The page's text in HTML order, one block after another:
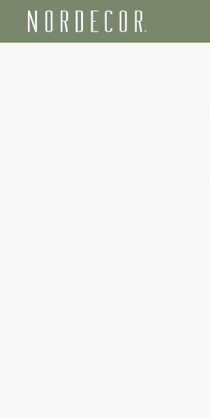
Nordecor